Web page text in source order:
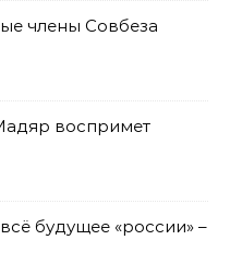
члены Совбеза
воспримет
будущее «россии» –